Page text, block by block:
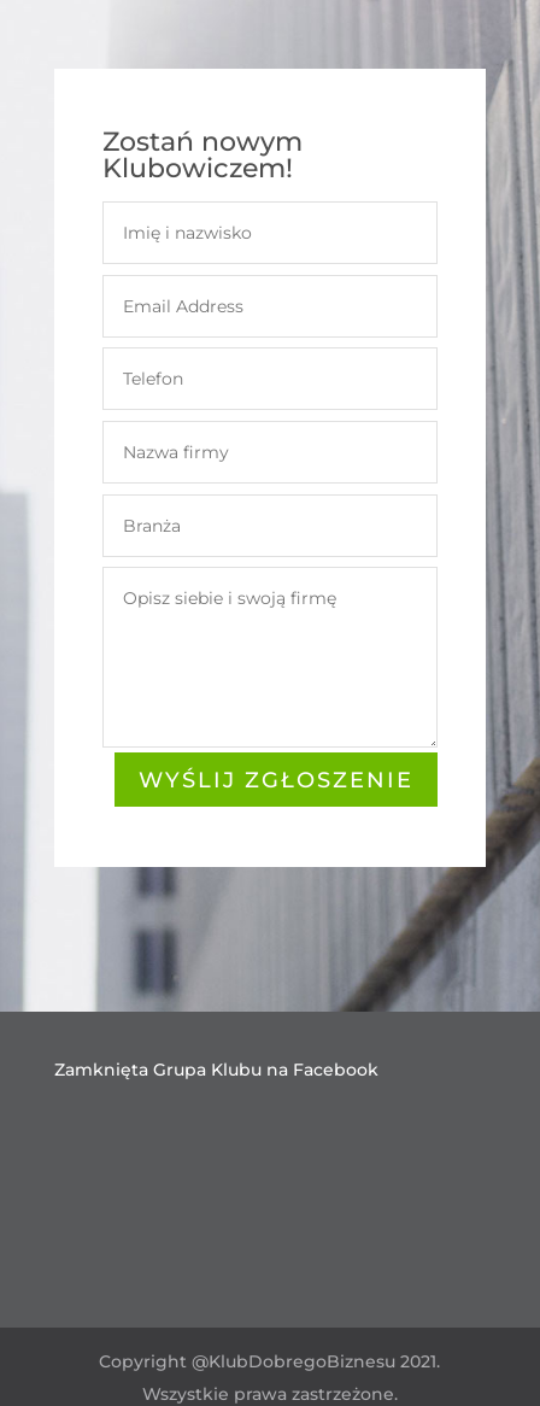
Zostań nowym
Klubowiczem!
WYŚLIJ ZGŁOSZENIE
Zamknięta Grupa Klubu na Facebook
Copyright @KlubDobregoBiznesu 2021.
Wszystkie prawa zastrzeżone.